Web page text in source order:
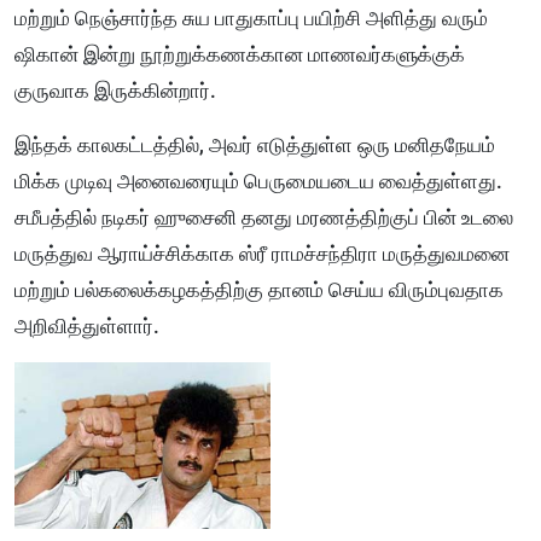
மற்றும் நெஞ்சார்ந்த சுய பாதுகாப்பு பயிற்சி அளித்து வரும்
ஷிகான் இன்று நூற்றுக்கணக்கான மாணவர்களுக்குக்
குருவாக இருக்கின்றார்.
இந்தக் காலகட்டத்தில், அவர் எடுத்துள்ள ஒரு மனிதநேயம்
மிக்க முடிவு அனைவரையும் பெருமையடைய வைத்துள்ளது.
சமீபத்தில் நடிகர் ஹுசைனி தனது மரணத்திற்குப் பின் உடலை
மருத்துவ ஆராய்ச்சிக்காக ஸ்ரீ ராமச்சந்திரா மருத்துவமனை
மற்றும் பல்கலைக்கழகத்திற்கு தானம் செய்ய விரும்புவதாக
அறிவித்துள்ளார்.